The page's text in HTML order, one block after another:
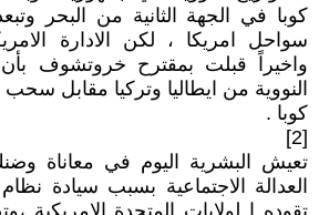
سواحل امريكا ، لكن الادارة
واخيراً قبلت بمقترح خروتشوف
النووية من ايطاليا وتركيا مقابل
كوبا .
[2]
تعيش البشرية اليوم في معاناة
العدالة الاجتماعية بسبب سيادة